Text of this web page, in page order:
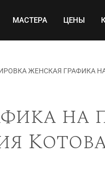
МАСТЕРА ЦЕНЫ
ЖЕНСКАЯ ГРАФИКА
на